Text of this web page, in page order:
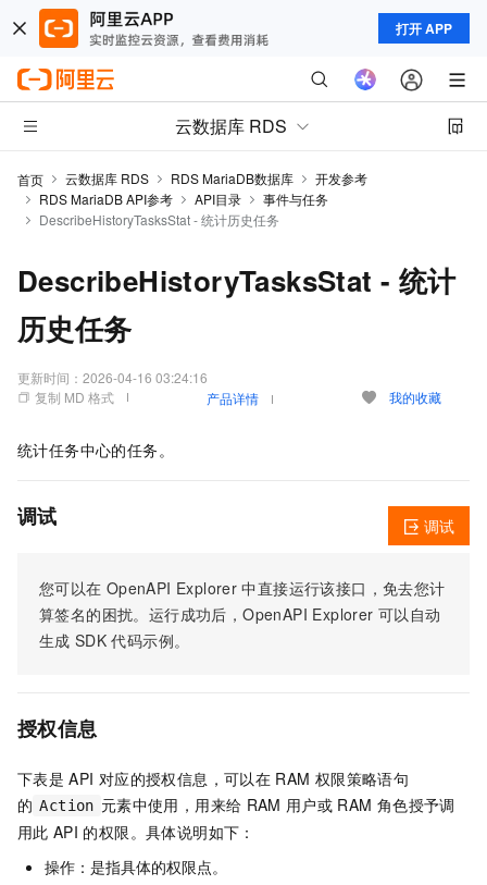
打开 APP
云数据库 RDS
首页 云数据库 RDS RDS MariaDB数据库
开发参考
RDS MariaDB API参考
API目录
事件与任务
DescribeHistoryTasksStat - 统计历史任务
DescribeHistoryTasksStat - 统计
历史任务
更新时间： 2026-04-16 03:24:16
复制 MD 格式
产品详情 我的收藏
统计任务中心的任务。
调试
您可以在 OpenAPI Explorer 中直接运行该接口，免去您计
算签名的困扰。运行成功后，OpenAPI Explorer 可以自动
生成 SDK 代码示例。
调试
授权信息
下表是 API 对应的授权信息，可以在 RAM 权限策略语句
的 Action 元素中使用，用来给 RAM 用户或 RAM 角色授予调
用此 API 的权限。具体说明如下：
操作：是指具体的权限点。